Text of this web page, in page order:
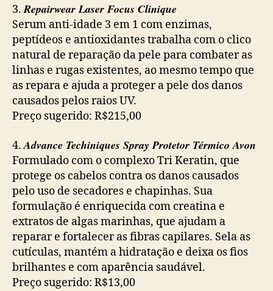
3.Repairwear Laser Focus Clinique
Serum anti-idade 3 em 1 com enzimas,
peptídeos e antioxidantes trabalha com o clico
natural de reparação da pele para combater as
linhas e rugas existentes, ao mesmo tempo que
as repara e ajuda a proteger a pele dos danos
causados pelos raios UV.
Preço sugerido: R$215,00
4.Advance Techiniques Spray Protetor Térmico Avon
Formulado com o complexo Tri Keratin, que
protege os cabelos contra os danos causados
pelo uso de secadores e chapinhas. Sua
formulação é enriquecida com creatina e
extratos de algas marinhas, que ajudam a
reparar e fortalecer as fibras capilares. Sela as
cutículas, mantém a hidratação e deixa os fios
brilhantes e com aparência saudável.
Preço sugerido: R$13,00